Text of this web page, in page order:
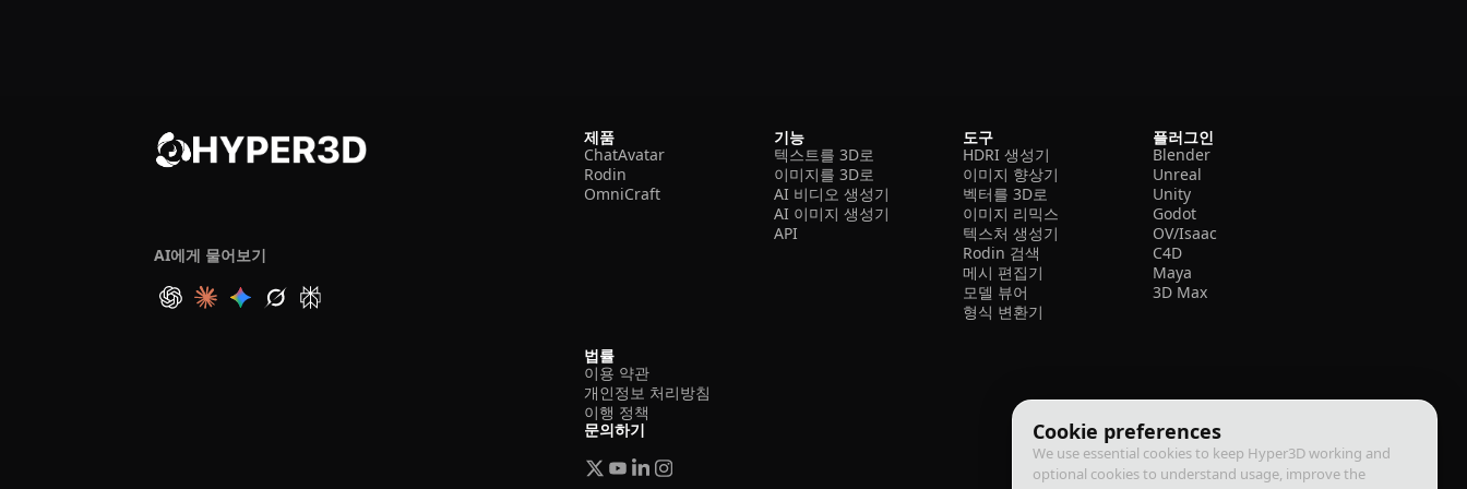
Cookie preferences
We use essential cookies to keep Hyper3D working and
optional cookies to understand usage, improve the
AI에게 물어보기
제품
ChatAvatar
Rodin
OmniCraft
기능
텍스트를 3D로
이미지를 3D로
AI 비디오 생성기
AI 이미지 생성기
API
도구
HDRI 생성기
이미지 향상기
벡터를 3D로
이미지 리믹스
텍스처 생성기
Rodin 검색
메시 편집기
모델 뷰어
형식 변환기
플러그인
Blender
Unreal
Unity
Godot
OV/Isaac
C4D
Maya
3D Max
법률
이용 약관
개인정보 처리방침
이행 정책
문의하기